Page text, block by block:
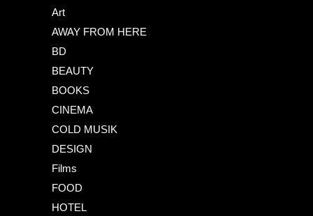
Art
AWAY FROM HERE
BD
BEAUTY
BOOKS
CINEMA
COLD MUSIK
DESIGN
Films
FOOD
HOTEL